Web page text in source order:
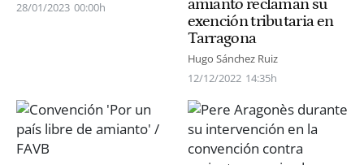
28/01/2023 00:00h
amianto reclaman su
exención tributaria en
Tarragona
Hugo Sánchez Ruiz
12/12/2022 14:35h